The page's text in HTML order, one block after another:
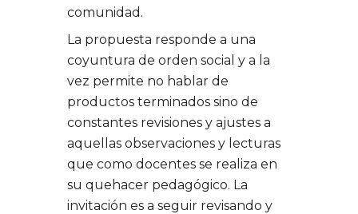
comunidad.
La propuesta responde a una
coyuntura de orden social y a la
vez permite no hablar de
productos terminados sino de
constantes revisiones y ajustes a
aquellas observaciones y lecturas
que como docentes se realiza en
su quehacer pedagógico. La
invitación es a seguir revisando y